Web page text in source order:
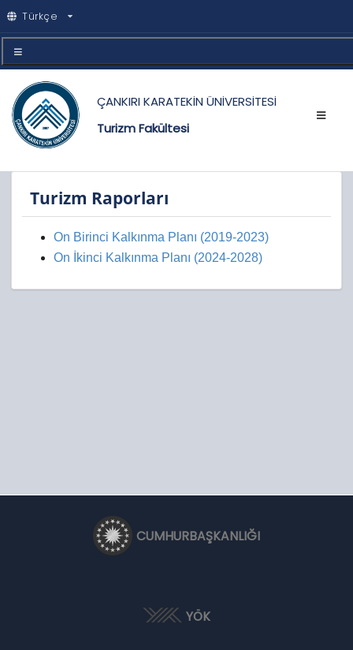
Türkçe
ÇANKIRI KARATEKİN ÜNİVERSİTESİ
Turizm Fakültesi
Turizm Raporları
On Birinci Kalkınma Planı (2019-2023)
On İkinci Kalkınma Planı (2024-2028)
CUMHURBAŞKANLIĞI
YÖK